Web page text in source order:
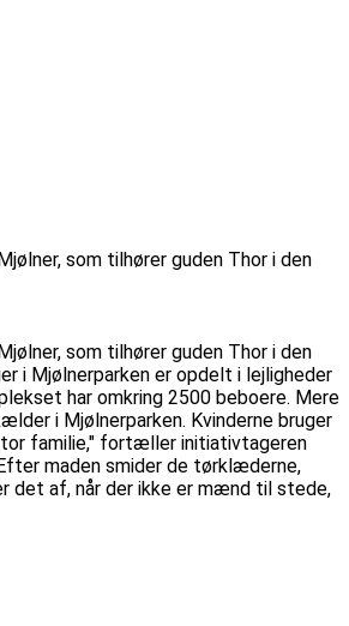
som tilhører guden Thor i den
som tilhører guden Thor i den
i Mjølnerparken er opdelt i lejligheder
har omkring 2500 beboere. Mere
i Mjølnerparken. Kvinderne bruger
familie," fortæller initiativtageren
maden smider de tørklæderne,
det af, når der ikke er mænd til stede,